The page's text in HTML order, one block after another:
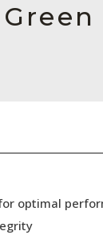
optimal